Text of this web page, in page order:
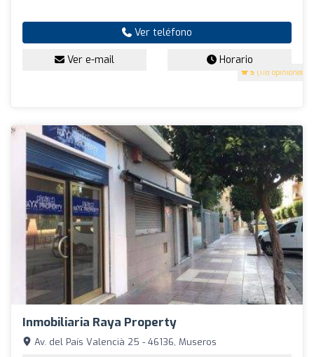
5 (118 opiniones)
Ver teléfono
Ver e-mail Horario
Inmobiliaria Raya Property
Av. del País Valencià 25 - 46136, Museros